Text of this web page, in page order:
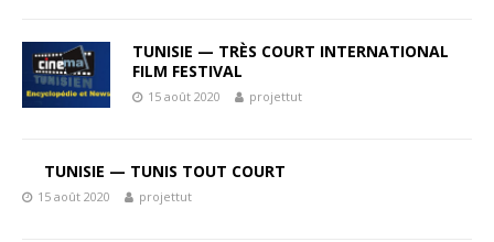
TUNISIE — TRÈS COURT INTERNATIONAL
FILM FESTIVAL
15 août 2020 projettut
TUNISIE — TUNIS TOUT COURT
15 août 2020 projettut